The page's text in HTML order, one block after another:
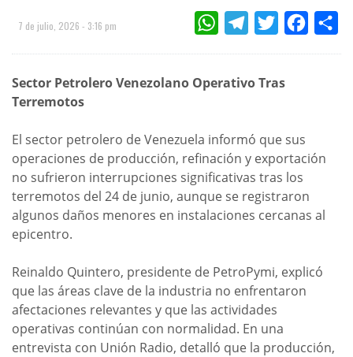
7 de julio, 2026 - 3:16 pm WHATSAPPTELEGRAMTWITTER
Sector Petrolero Venezolano Operativo Tras
Terremotos
El sector petrolero de Venezuela informó que sus
operaciones de producción, refinación y exportación
no sufrieron interrupciones significativas tras los
terremotos del 24 de junio, aunque se registraron
algunos daños menores en instalaciones cercanas al
epicentro.
Reinaldo Quintero, presidente de PetroPymi, explicó
que las áreas clave de la industria no enfrentaron
afectaciones relevantes y que las actividades
operativas continúan con normalidad. En una
entrevista con Unión Radio, detalló que la producción,